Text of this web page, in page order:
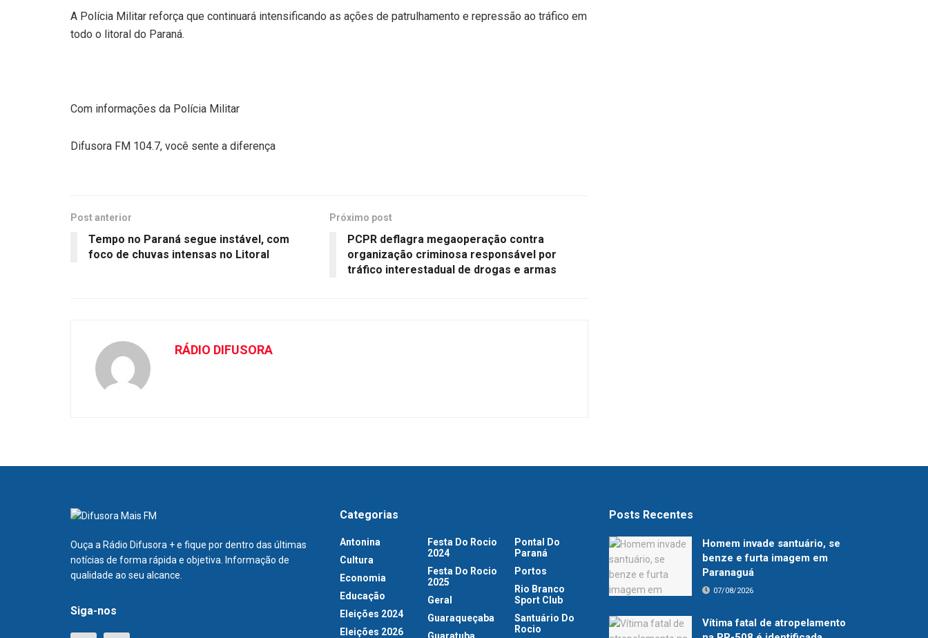
A Polícia Militar reforça que continuará intensificando as ações de patrulhamento e repressão ao tráfico em
todo o litoral do Paraná.
Com informações da Polícia Militar
Difusora FM 104.7, você sente a diferença
Post anterior
Tempo no Paraná segue instável, com
foco de chuvas intensas no Litoral
Próximo post
PCPR deflagra megaoperação contra
organização criminosa responsável por
tráfico interestadual de drogas e armas
RÁDIO DIFUSORA
Ouça a Rádio Difusora + e fique por dentro das últimas
notícias de forma rápida e objetiva. Informação de
qualidade ao seu alcance.
Siga-nos
Categorias
Antonina
Cultura
Economia
Educação
Eleições 2024
Eleições 2026
Festa Do Rocio
2024
Festa Do Rocio
2025
Geral
Guaraqueçaba
Pontal Do
Paraná
Portos
Rio Branco
Sport Club
Santuário Do
Rocio
Posts Recentes
Homem invade santuário, se
benze e furta imagem em
Paranaguá
07/08/2026
Vítima fatal de atropelamento